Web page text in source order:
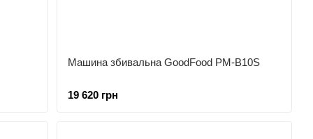
Машина збивальна GoodFood PM-B10S
19 620 грн